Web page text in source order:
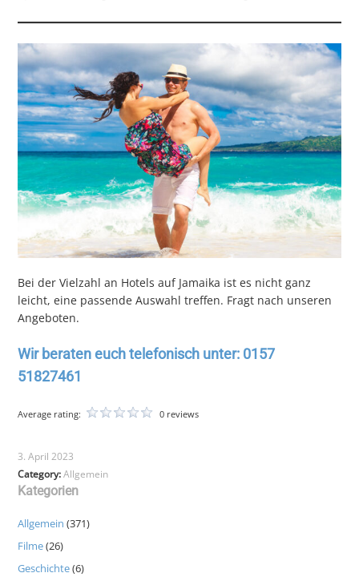
Bei der Vielzahl an Hotels auf Jamaika ist es nicht ganz
leicht, eine passende Auswahl treffen. Fragt nach unseren
Angeboten.
Wir beraten euch telefonisch unter: 0157
51827461
Average rating: 0 reviews
3. April 2023
Category:Allgemein
Kategorien
Allgemein (371)
Filme(26)
Geschichte(6)